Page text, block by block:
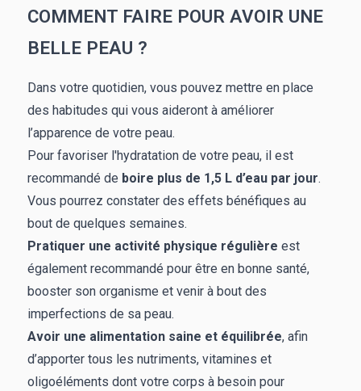
COMMENT FAIRE POUR AVOIR UNE
BELLE PEAU ?
Dans votre quotidien, vous pouvez mettre en place
des habitudes qui vous aideront à améliorer
l’apparence de votre peau.
Pour favoriser l'hydratation de votre peau, il est
recommandé de boire plus de 1,5 L d’eau par jour.
Vous pourrez constater des effets bénéfiques au
bout de quelques semaines.
Pratiquer une activité physique régulière est
également recommandé pour être en bonne santé,
booster son organisme et venir à bout des
imperfections de sa peau.
Avoir une alimentation saine et équilibrée, afin
d’apporter tous les nutriments, vitamines et
oligoéléments dont votre corps à besoin pour